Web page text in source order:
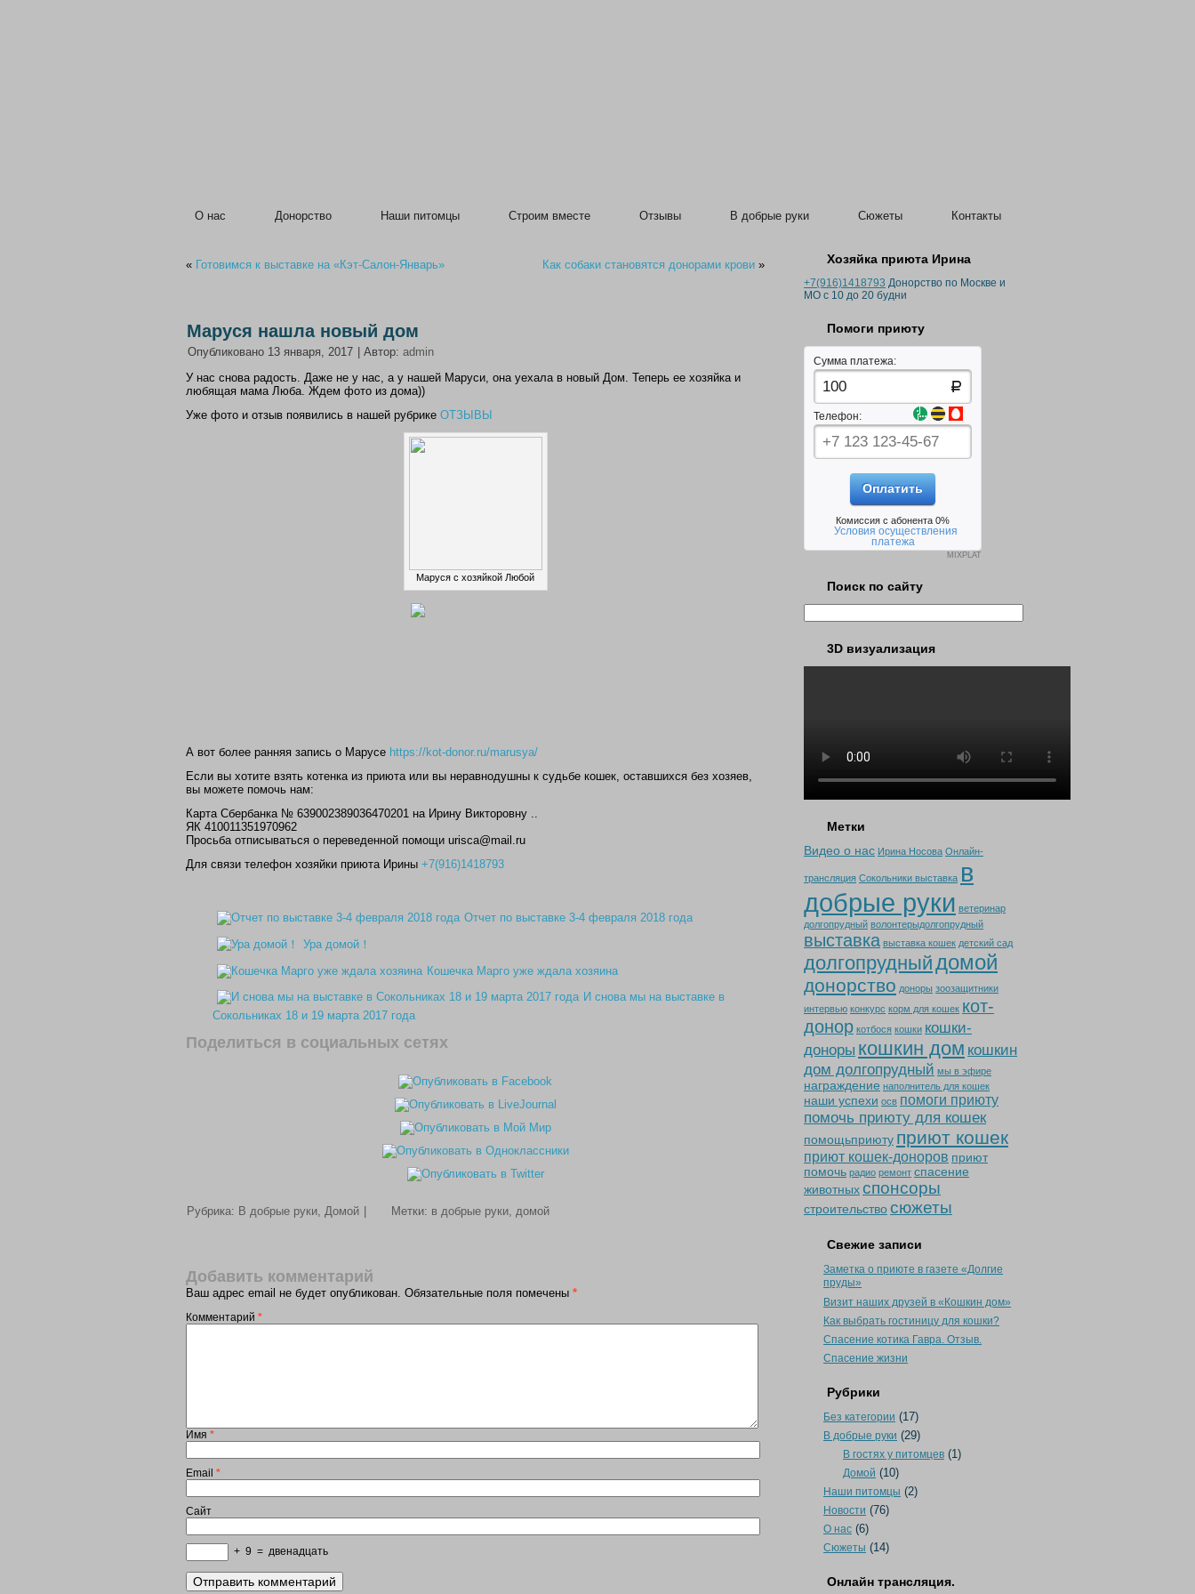
О нас Донорство Наши питомцы Строим вместе Отзывы В добрые руки Сюжеты Контакты
« Готовимся к выставке на «Кэт-Салон-Январь» Как собаки становятся донорами крови »
Маруся нашла новый дом
Опубликовано 13 января, 2017 Автор: admin
У нас снова радость. Даже не у нас, а у нашей Маруси, она уехала в новый Дом. Теперь ее хозяйка и
любящая мама Люба. Ждем фото из дома))
Уже фото и отзыв появились в нашей рубрике ОТЗЫВЫ
Маруся с хозяйкой Любой
А вот более ранняя запись о Марусе https://kot-donor.ru/marusya/
Если вы хотите взять котенка из приюта или вы неравнодушны к судьбе кошек, оставшихся без хозяев,
вы можете помочь нам:
Карта Сбербанка № 639002389036470201 на Ирину Викторовну ..
ЯК 410011351970962
Просьба отписываться о переведенной помощи urisca@mail.ru
Для связи телефон хозяйки приюта Ирины +7(916)1418793
Отчет по выставке 3-4 февраля 2018 года
Ура домой！
Кошечка Марго уже ждала хозяина
И снова мы на выставке в
Сокольниках 18 и 19 марта 2017 года
Поделиться в социальных сетях
Рубрика: В добрые руки, Домой Метки: в добрые руки, домой
Добавить комментарий
Ваш адрес email не будет опубликован. Обязательные поля помечены *
Комментарий *
Имя *
Email *
Сайт
+ 9 = двенадцать
Хозяйка приюта Ирина
+7(916)1418793 Донорство по Москве и
МО с 10 до 20 будни
Помоги приюту
Сумма платежа:
Телефон:
Оплатить
Комиссия с абонента 0%
Условия осуществления
платежа
MIXPLAT
Поиск по сайту
3D визуализация
Метки
Видео о нас Ирина Носова Онлайн-
трансляция Сокольники выставка в
добрые руки ветеринар
долгопрудный волонтерыдолгопрудный
выставка выставка кошек детский сад
долгопрудныйдомой
донорство доноры зоозащитники
интервью конкурс корм для кошек кот-
донор котбося кошки кошки-
доноры кошкин дом кошкин
дом долгопрудный мы в эфире
награждение наполнитель для кошек
наши успехи осв помоги приюту
помочь приюту для кошек
помощьприюту приют кошек
приют кошек-доноров приют
помочь радио ремонт спасение
животных спонсоры
строительство сюжеты
Свежие записи
Заметка о приюте в газете «Долгие
пруды»
Визит наших друзей в «Кошкин дом»
Как выбрать гостиницу для кошки?
Спасение котика Гавра. Отзыв.
Спасение жизни
Рубрики
Без категории (17)
В добрые руки (29)
В гостях у питомцев (1)
Домой (10)
Наши питомцы (2)
Новости (76)
О нас (6)
Сюжеты (14)
Онлайн трансляция.